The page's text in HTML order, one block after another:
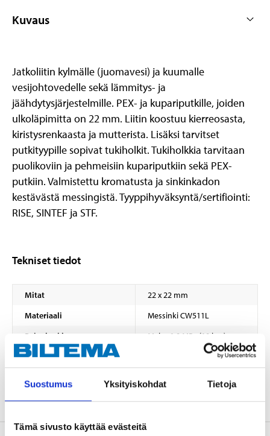
Suostumus Yksityiskohdat Tietoja
Tämä sivusto käyttää evästeitä
Kuvaus
Jatkoliitin kylmälle (juomavesi) ja kuumalle
vesijohtovedelle sekä lämmitys- ja
jäähdytysjärjestelmille. PEX- ja kupariputkille, joiden
ulkoläpimitta on 22 mm. Liitin koostuu kierreosasta,
kiristysrenkaasta ja mutterista. Lisäksi tarvitset
putkityypille sopivat tukiholkit. Tukiholkkia tarvitaan
puolikoviin ja pehmeisiin kupariputkiin sekä PEX-
putkiin. Valmistettu kromatusta ja sinkinkadon
kestävästä messingistä. Tyyppihyväksyntä/sertifiointi:
RISE, SINTEF ja STF.
Tekniset tiedot
Mitat
22 x 22 mm
Materiaali
Messinki CW511L
Paineluokka
Maks. 1,0 MPa (10 bar)
Hyväksynnät
RISE, SINTEF, STF